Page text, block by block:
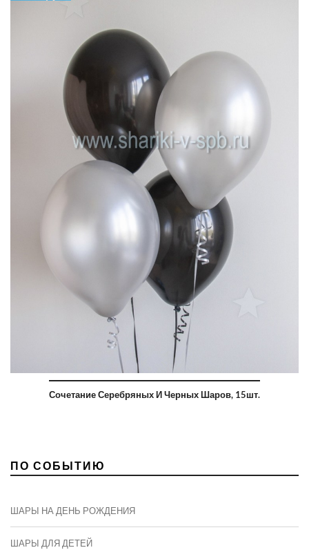
Сочетание Серебряных И Черных Шаров, 15шт.
ПО СОБЫТИЮ
ШАРЫ НА ДЕНЬ РОЖДЕНИЯ
ШАРЫ ДЛЯ ДЕТЕЙ